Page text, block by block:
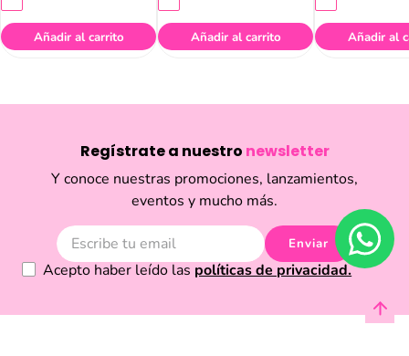
Añadir al carrito Añadir al carrito Añadir al
Regístrate a nuestro newsletter
Y conoce nuestras promociones, lanzamientos,
eventos y mucho más.
Enviar
Acepto haber leído las políticas de privacidad.